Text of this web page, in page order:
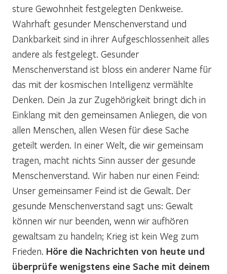
sture Gewohnheit festgelegten Denkweise.
Wahrhaft gesunder Menschenverstand und
Dankbarkeit sind in ihrer Aufgeschlossenheit alles
andere als festgelegt. Gesunder
Menschenverstand ist bloss ein anderer Name für
das mit der kosmischen Intelligenz vermählte
Denken. Dein Ja zur Zugehörigkeit bringt dich in
Einklang mit den gemeinsamen Anliegen, die von
allen Menschen, allen Wesen für diese Sache
geteilt werden. In einer Welt, die wir gemeinsam
tragen, macht nichts Sinn ausser der gesunde
Menschenverstand. Wir haben nur einen Feind:
Unser gemeinsamer Feind ist die Gewalt. Der
gesunde Menschenverstand sagt uns: Gewalt
können wir nur beenden, wenn wir aufhören
gewaltsam zu handeln; Krieg ist kein Weg zum
Frieden. Höre die Nachrichten von heute und
überprüfe wenigstens eine Sache mit deinem